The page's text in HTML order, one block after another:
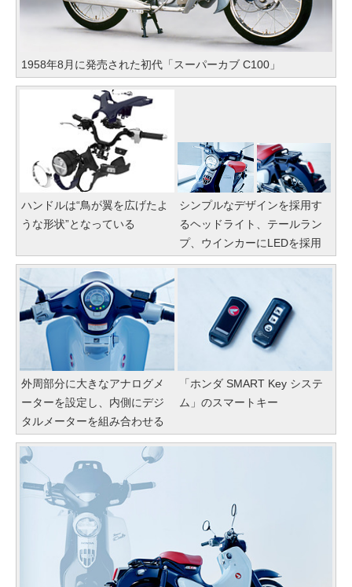
1958年8月に発売された初代「スーパーカブ C100」
ハンドルは“鳥が翼を広げたよ
うな形状”となっている
シンプルなデザインを採用す
るヘッドライト、テールラン
プ、ウインカーにLEDを採用
外周部分に大きなアナログメ
ーターを設定し、内側にデジ
タルメーターを組み合わせる
「ホンダ SMART Key システ
ム」のスマートキー